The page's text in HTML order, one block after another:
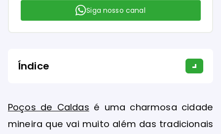
Siga nosso canal
Índice
Poços de Caldas é uma charmosa cidade
mineira que vai muito além das tradicionais